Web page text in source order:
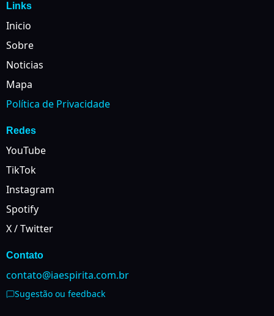
Links
Inicio
Sobre
Noticias
Mapa
Política de Privacidade
Redes
YouTube
TikTok
Instagram
Spotify
X / Twitter
Contato
contato@iaespirita.com.br
Sugestão ou feedback